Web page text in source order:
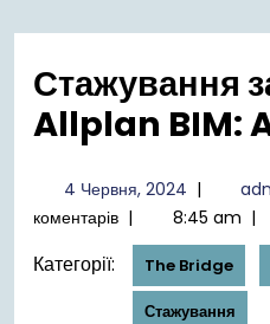
Стажування
Allplan BIM:
4 Червня, 20244
Червня,
|
коментарів | 8:45 am |
Категорії: The Bridge
Стажування